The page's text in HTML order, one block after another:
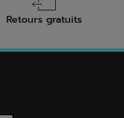
Retours gratuits